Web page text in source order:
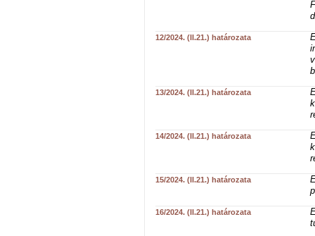
12/2024. (II.21.) határozata
13/2024. (II.21.) határozata
14/2024. (II.21.) határozata
15/2024. (II.21.) határozata
16/2024. (II.21.) határozata